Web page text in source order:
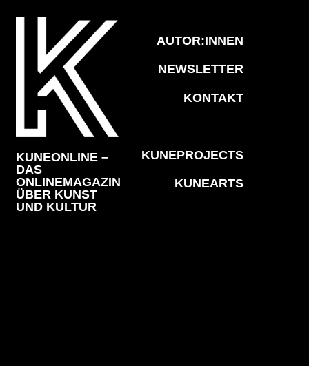
KUNEONLINE –
DAS
ONLINEMAGAZIN
ÜBER KUNST
UND KULTUR
AUTOR:INNEN
NEWSLETTER
KONTAKT
KUNEPROJECTS
KUNEARTS